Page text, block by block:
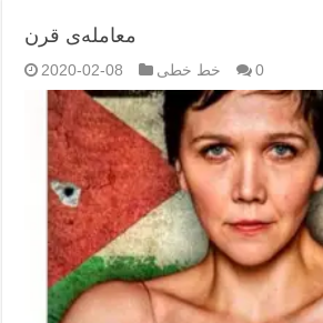
معامله‌ی قرن
2020-02-08 خط خطی 0